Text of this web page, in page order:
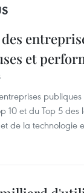
des
et
10 et du Top 5
de la technologie